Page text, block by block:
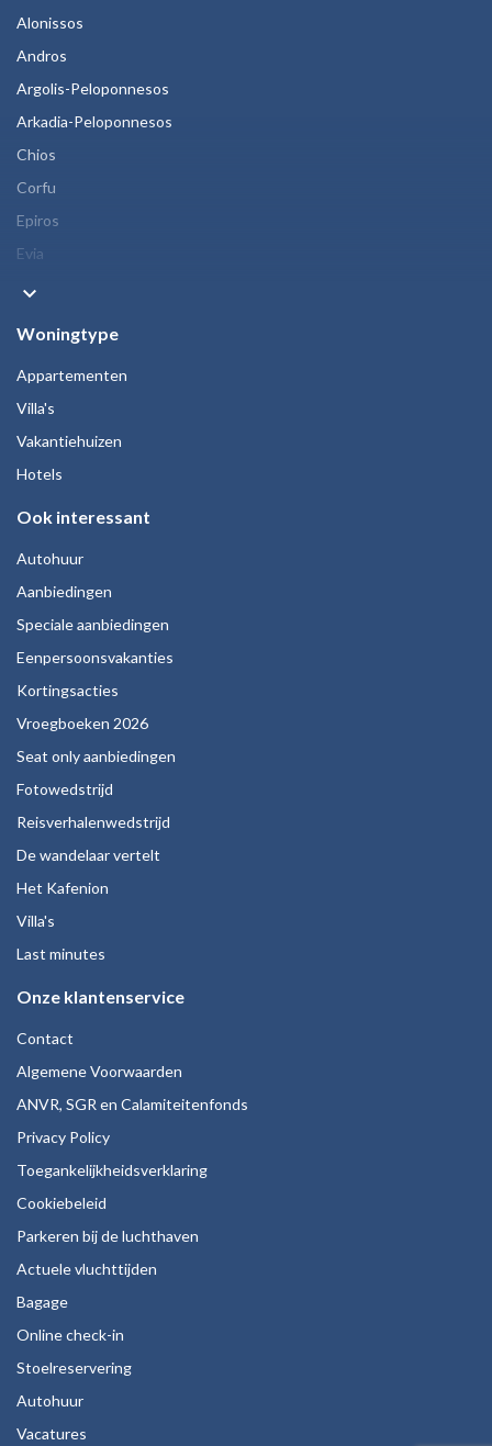
Alonissos
Andros
Argolis-Peloponnesos
Arkadia-Peloponnesos
Chios
Corfu
Epiros
Evia
keyboard_arrow_down
Woningtype
Appartementen
Villa's
Vakantiehuizen
Hotels
Ook interessant
Autohuur
Aanbiedingen
Speciale aanbiedingen
Eenpersoonsvakanties
Kortingsacties
Vroegboeken 2026
Seat only aanbiedingen
Fotowedstrijd
Reisverhalenwedstrijd
De wandelaar vertelt
Het Kafenion
Villa's
Last minutes
Onze klantenservice
Contact
Algemene Voorwaarden
ANVR, SGR en Calamiteitenfonds
Privacy Policy
Toegankelijkheidsverklaring
Cookiebeleid
Parkeren bij de luchthaven
Actuele vluchttijden
Bagage
Online check-in
Stoelreservering
Autohuur
Vacatures